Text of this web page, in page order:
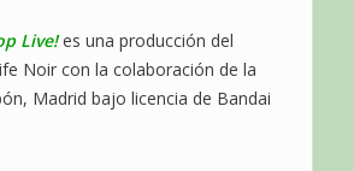
Live!es una producción del
Noir con la colaboración de la
Madrid bajo licencia de Bandai